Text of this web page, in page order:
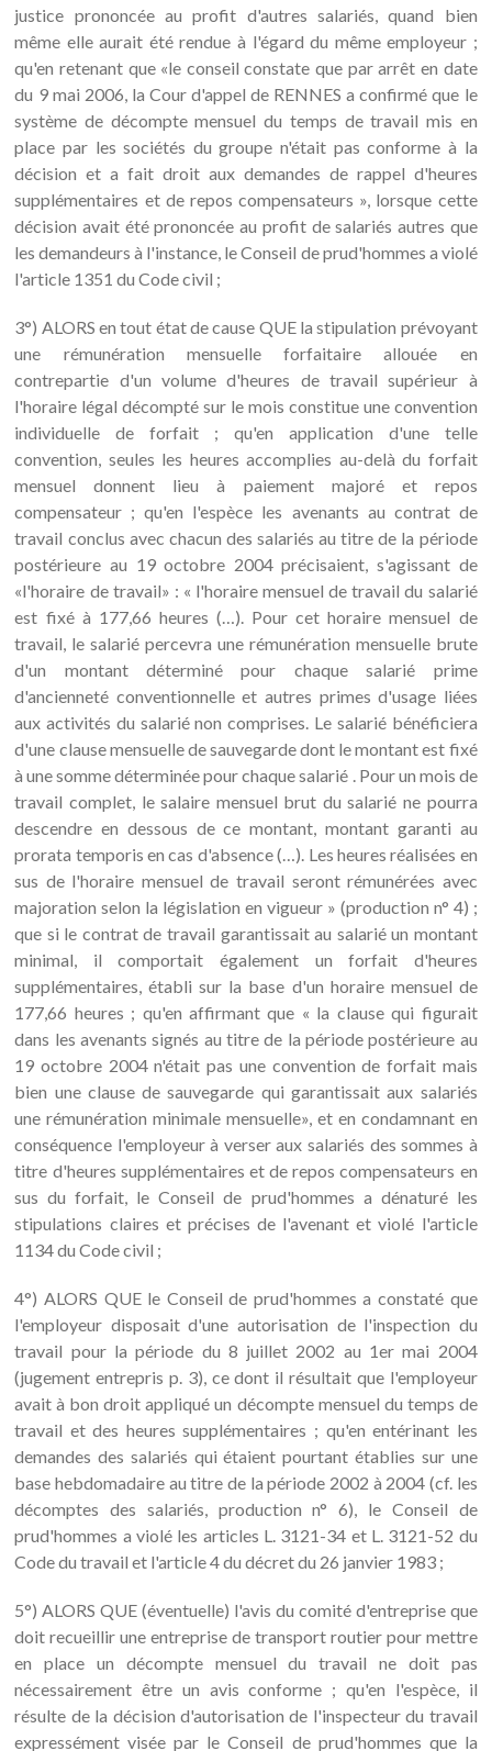
justice prononcée au profit d'autres salariés, quand bien
même elle aurait été rendue à l'égard du même employeur ;
qu'en retenant que «le conseil constate que par arrêt en date
du 9 mai 2006, la Cour d'appel de RENNES a confirmé que le
système de décompte mensuel du temps de travail mis en
place par les sociétés du groupe n'était pas conforme à la
décision et a fait droit aux demandes de rappel d'heures
supplémentaires et de repos compensateurs », lorsque cette
décision avait été prononcée au profit de salariés autres que
les demandeurs à l'instance, le Conseil de prud'hommes a violé
l'article 1351 du Code civil ;
3°) ALORS en tout état de cause QUE la stipulation prévoyant
une rémunération mensuelle forfaitaire allouée en
contrepartie d'un volume d'heures de travail supérieur à
l'horaire légal décompté sur le mois constitue une convention
individuelle de forfait ; qu'en application d'une telle
convention, seules les heures accomplies au-delà du forfait
mensuel donnent lieu à paiement majoré et repos
compensateur ; qu'en l'espèce les avenants au contrat de
travail conclus avec chacun des salariés au titre de la période
postérieure au 19 octobre 2004 précisaient, s'agissant de
«l'horaire de travail» : « l'horaire mensuel de travail du salarié
est fixé à 177,66 heures (…). Pour cet horaire mensuel de
travail, le salarié percevra une rémunération mensuelle brute
d'un montant déterminé pour chaque salarié prime
d'ancienneté conventionnelle et autres primes d'usage liées
aux activités du salarié non comprises. Le salarié bénéficiera
d'une clause mensuelle de sauvegarde dont le montant est fixé
à une somme déterminée pour chaque salarié . Pour un mois de
travail complet, le salaire mensuel brut du salarié ne pourra
descendre en dessous de ce montant, montant garanti au
prorata temporis en cas d'absence (…). Les heures réalisées en
sus de l'horaire mensuel de travail seront rémunérées avec
majoration selon la législation en vigueur » (production n° 4) ;
que si le contrat de travail garantissait au salarié un montant
minimal, il comportait également un forfait d'heures
supplémentaires, établi sur la base d'un horaire mensuel de
177,66 heures ; qu'en affirmant que « la clause qui figurait
dans les avenants signés au titre de la période postérieure au
19 octobre 2004 n'était pas une convention de forfait mais
bien une clause de sauvegarde qui garantissait aux salariés
une rémunération minimale mensuelle», et en condamnant en
conséquence l'employeur à verser aux salariés des sommes à
titre d'heures supplémentaires et de repos compensateurs en
sus du forfait, le Conseil de prud'hommes a dénaturé les
stipulations claires et précises de l'avenant et violé l'article
1134 du Code civil ;
4°) ALORS QUE le Conseil de prud'hommes a constaté que
l'employeur disposait d'une autorisation de l'inspection du
travail pour la période du 8 juillet 2002 au 1er mai 2004
(jugement entrepris p. 3), ce dont il résultait que l'employeur
avait à bon droit appliqué un décompte mensuel du temps de
travail et des heures supplémentaires ; qu'en entérinant les
demandes des salariés qui étaient pourtant établies sur une
base hebdomadaire au titre de la période 2002 à 2004 (cf. les
décomptes des salariés, production n° 6), le Conseil de
prud'hommes a violé les articles L. 3121-34 et L. 3121-52 du
Code du travail et l'article 4 du décret du 26 janvier 1983 ;
5°) ALORS QUE (éventuelle) l'avis du comité d'entreprise que
doit recueillir une entreprise de transport routier pour mettre
en place un décompte mensuel du travail ne doit pas
nécessairement être un avis conforme ; qu'en l'espèce, il
résulte de la décision d'autorisation de l'inspecteur du travail
expressément visée par le Conseil de prud'hommes que la